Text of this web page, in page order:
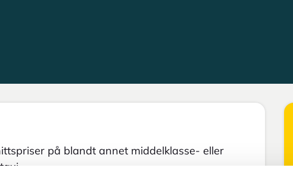
på blandt annet middelklasse- eller